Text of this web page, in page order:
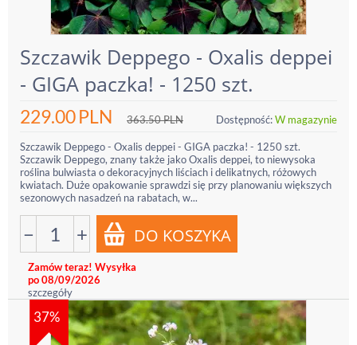
Szczawik Deppego - Oxalis deppei
- GIGA paczka! - 1250 szt.
229.00PLN 363.50PLN Dostępność:W magazynie
Szczawik Deppego - Oxalis deppei - GIGA paczka! - 1250 szt.
Szczawik Deppego, znany także jako Oxalis deppei, to niewysoka
roślina bulwiasta o dekoracyjnych liściach i delikatnych, różowych
kwiatach. Duże opakowanie sprawdzi się przy planowaniu większych
sezonowych nasadzeń na rabatach, w...
− +
Zamów teraz! Wysyłka
po 08/09/2026
szczegóły
37%